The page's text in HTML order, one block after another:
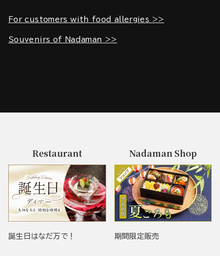
For customers with food allergies >>
Souvenirs of Nadaman >>
Restaurant
誕生日はなだ万で！
Nadaman Shop
期間限定販売